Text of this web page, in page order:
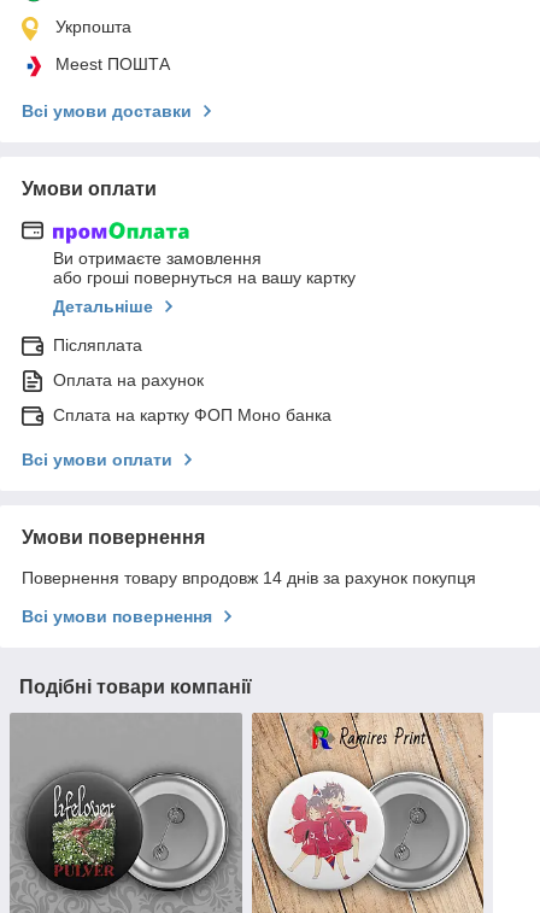
Укрпошта
Meest ПОШТА
Всі умови доставки
Умови оплати
Ви отримаєте замовлення
або гроші повернуться на вашу картку
Детальніше
Післяплата
Оплата на рахунок
Сплата на картку ФОП Моно банка
Всі умови оплати
Умови повернення
Повернення товару впродовж 14 днів за рахунок покупця
Всі умови повернення
Подібні товари компанії